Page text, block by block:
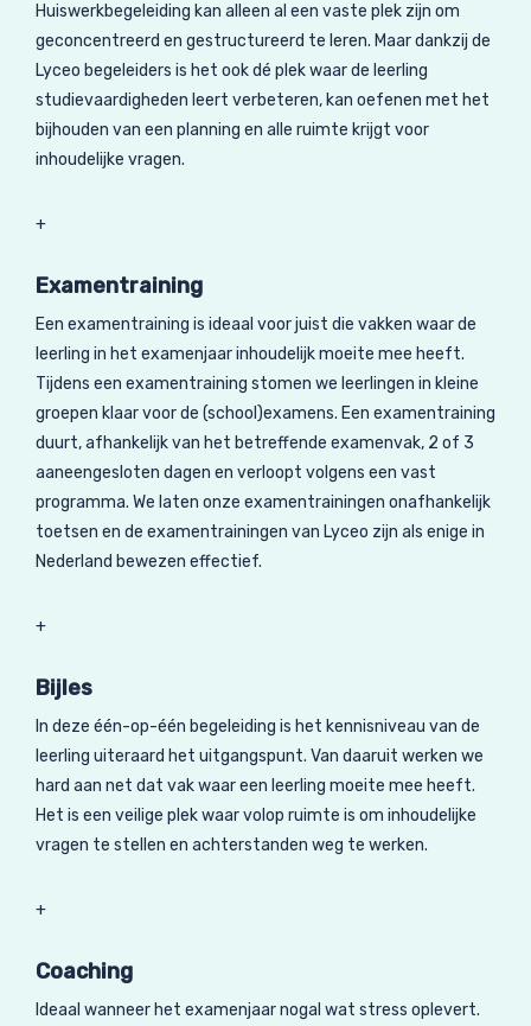
Huiswerkbegeleiding kan alleen al een vaste plek zijn om
geconcentreerd en gestructureerd te leren. Maar dankzij de
Lyceo begeleiders is het ook dé plek waar de leerling
studievaardigheden leert verbeteren, kan oefenen met het
bijhouden van een planning en alle ruimte krijgt voor
inhoudelijke vragen.
+
Examentraining
Een examentraining is ideaal voor juist die vakken waar de
leerling in het examenjaar inhoudelijk moeite mee heeft.
Tijdens een examentraining stomen we leerlingen in kleine
groepen klaar voor de (school)examens. Een examentraining
duurt, afhankelijk van het betreffende examenvak, 2 of 3
aaneengesloten dagen en verloopt volgens een vast
programma. We laten onze examentrainingen onafhankelijk
toetsen en de examentrainingen van Lyceo zijn als enige in
Nederland bewezen effectief.
+
Bijles
In deze één-op-één begeleiding is het kennisniveau van de
leerling uiteraard het uitgangspunt. Van daaruit werken we
hard aan net dat vak waar een leerling moeite mee heeft.
Het is een veilige plek waar volop ruimte is om inhoudelijke
vragen te stellen en achterstanden weg te werken.
+
Coaching
Ideaal wanneer het examenjaar nogal wat stress oplevert.